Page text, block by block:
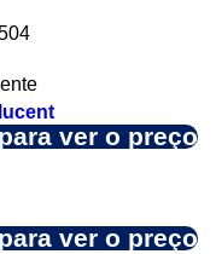
ver o preço
ver o preço